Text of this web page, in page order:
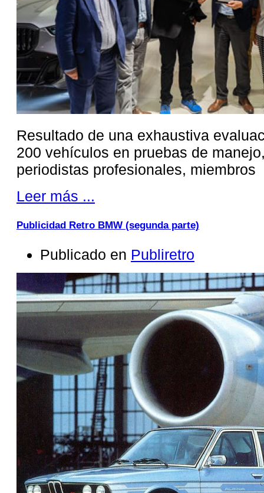
Resultado de una exhaustiva
200 vehículos en pruebas de
periodistas profesionales, miembros
Leer más ...
Publicidad Retro BMW (segunda parte)
Publicado en Publiretro